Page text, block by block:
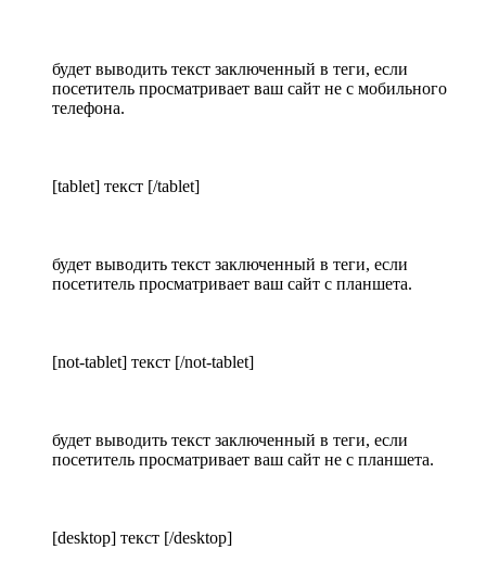
будет выводить текст заключенный в теги, если
посетитель просматривает ваш сайт не с мобильного
телефона.
[tablet] текст [/tablet]
будет выводить текст заключенный в теги, если
посетитель просматривает ваш сайт с планшета.
[not-tablet] текст [/not-tablet]
будет выводить текст заключенный в теги, если
посетитель просматривает ваш сайт не с планшета.
[desktop] текст [/desktop]